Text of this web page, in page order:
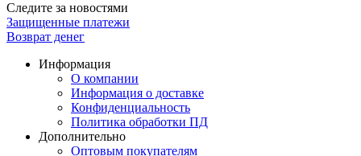
Следите за новостями
Защищенные платежи
Возврат денег
Информация
О компании
Информация о доставке
Конфиденциальность
Политика обработки ПД
Дополнительно
Оптовым покупателям